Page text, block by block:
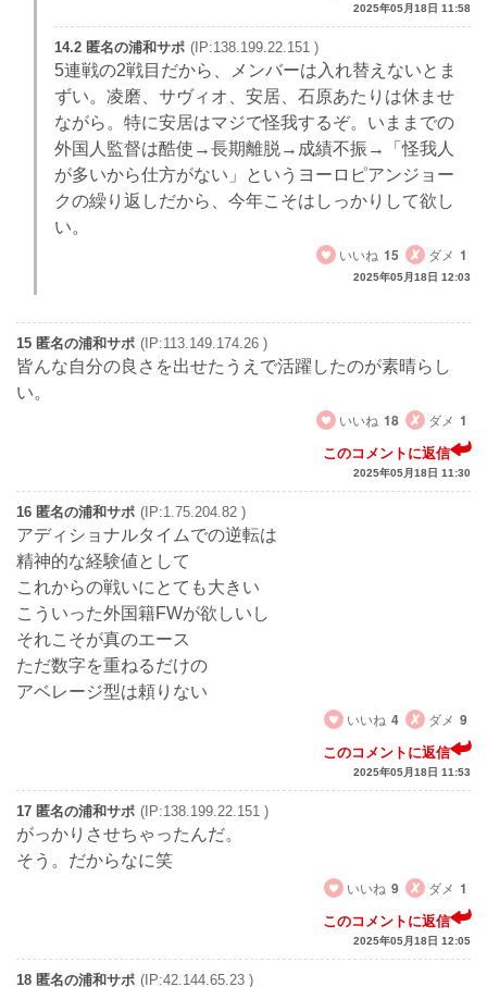
2025年05月18日 11:58
14.2 匿名の浦和サポ (IP:138.199.22.151 )
5連戦の2戦目だから、メンバーは入れ替えないとま
ずい。凌磨、サヴィオ、安居、石原あたりは休ませ
ながら。特に安居はマジで怪我するぞ。いままでの
外国人監督は酷使→長期離脱→成績不振→「怪我人
が多いから仕方がない」というヨーロピアンジョー
クの繰り返しだから、今年こそはしっかりして欲し
い。
いいね 15 ダメ 1
2025年05月18日 12:03
15 匿名の浦和サポ (IP:113.149.174.26 )
皆んな自分の良さを出せたうえで活躍したのが素晴らし
い。
いいね 18 ダメ 1
このコメントに返信
2025年05月18日 11:30
16 匿名の浦和サポ (IP:1.75.204.82 )
アディショナルタイムでの逆転は
精神的な経験値として
これからの戦いにとても大きい
こういった外国籍FWが欲しいし
それこそが真のエース
ただ数字を重ねるだけの
アベレージ型は頼りない
いいね 4 ダメ 9
このコメントに返信
2025年05月18日 11:53
17 匿名の浦和サポ (IP:138.199.22.151 )
がっかりさせちゃったんだ。
そう。だからなに笑
いいね 9 ダメ 1
このコメントに返信
2025年05月18日 12:05
18 匿名の浦和サポ (IP:42.144.65.23 )